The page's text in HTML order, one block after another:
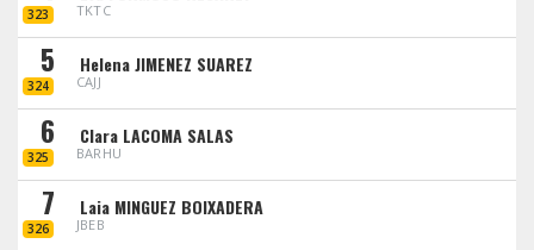
323 TKTC
5
324
Helena JIMENEZ SUAREZ
CAJJ
6
325
Clara LACOMA SALAS
BARHU
7
326
Laia MINGUEZ BOIXADERA
JBEB